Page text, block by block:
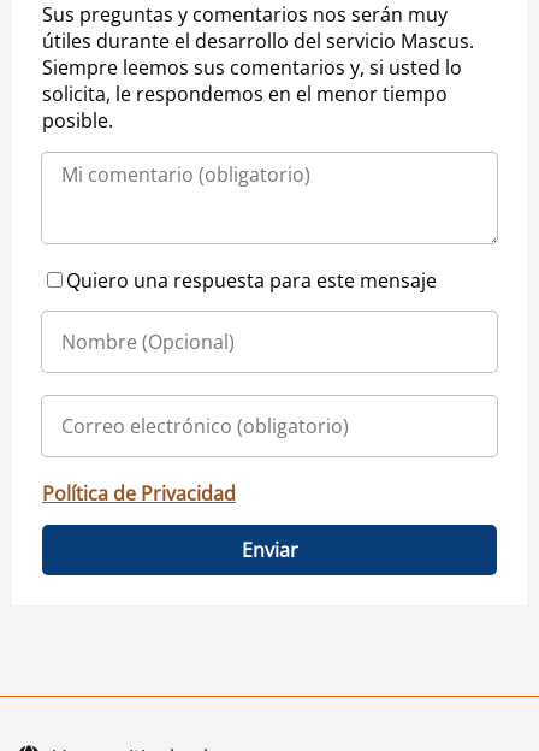
Sus preguntas y comentarios nos serán muy
útiles durante el desarrollo del servicio Mascus.
Siempre leemos sus comentarios y, si usted lo
solicita, le respondemos en el menor tiempo
posible.
Quiero una respuesta para este mensaje
Política de Privacidad
Enviar